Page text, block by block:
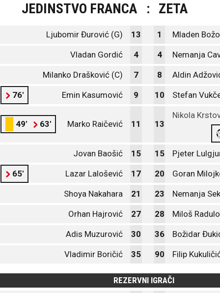
JEDINSTVO FRANCA : ZETA
Ljubomir Đurović (G) 13 1 Mladen
Vladan Gordić 4 4 Nemanja
Milanko Drašković (C) 7 8 Aldin
76' Emin Kasumović 9 10 Stefan
49' 63' Marko Raičević 11 13
Nikola
Jovan Baošić 15 15 Pjeter
65' Lazar Lalošević 17 20 Goran
Shoya Nakahara 21 23 Nemanja
Orhan Hajrović 27 28 Miloš
Adis Muzurović 30 36 Božidar
Vladimir Boričić 35 90 Filip
REZERVNI IGRAČI